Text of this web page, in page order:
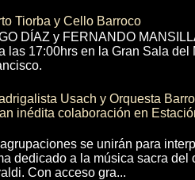
Tiorba y Cello Barroco
DÍAZ y FERNANDO
las 17:00hrs en la Gran Sala
Usach y Orquesta
inédita colaboración en
se unirán para
dedicado a la música sacra del
Con acceso gra...